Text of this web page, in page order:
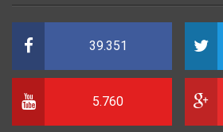
39.351
5.760